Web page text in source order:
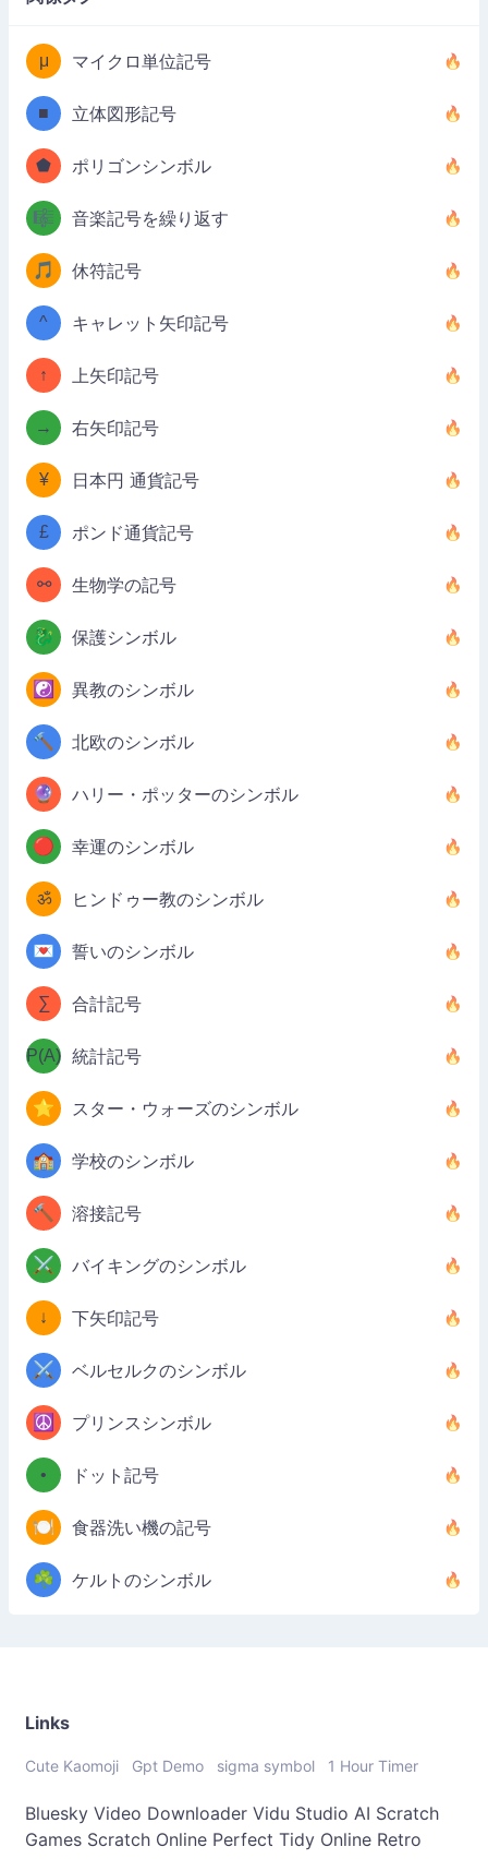
μ マイクロ単位記号
■ 立体図形記号
⬟ ポリゴンシンボル
🎼 音楽記号を繰り返す
🎵 休符記号
^ キャレット矢印記号
↑ 上矢印記号
→ 右矢印記号
¥ 日本円 通貨記号
£ ポンド通貨記号
⚯ 生物学の記号
🐉 保護シンボル
☯️ 異教のシンボル
🔨 北欧のシンボル
🔮 ハリー・ポッターのシンボル
🔴 幸運のシンボル
ॐ ヒンドゥー教のシンボル
💌 誓いのシンボル
∑ 合計記号
P(A) 統計記号
⭐ スター・ウォーズのシンボル
🏫 学校のシンボル
🔨 溶接記号
⚔️ バイキングのシンボル
↓ 下矢印記号
⚔️ ベルセルクのシンボル
☮️ プリンスシンボル
• ドット記号
🍽️ 食器洗い機の記号
☘️ ケルトのシンボル
Links
Cute Kaomoji Gpt Demo sigma symbol 1 Hour Timer
Bluesky Video Downloader Vidu Studio AI Scratch
Games Scratch Online Perfect Tidy Online Retro